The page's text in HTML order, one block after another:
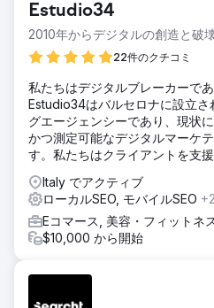
Estudio34
2010年からデジタルの創造と破
22件のクチコミ
私たちはデジタルブレーカーで
Estudio34はバルセロナに設立さ
グエージェンシーであり、現状
かつ測定可能なデジタルマーケ
す。私たちはクライアントを支
Italy でアクティブ
ローカルSEO, モバイルSEO
Eコマース, 美容・フィットネ
$10,000 から開始